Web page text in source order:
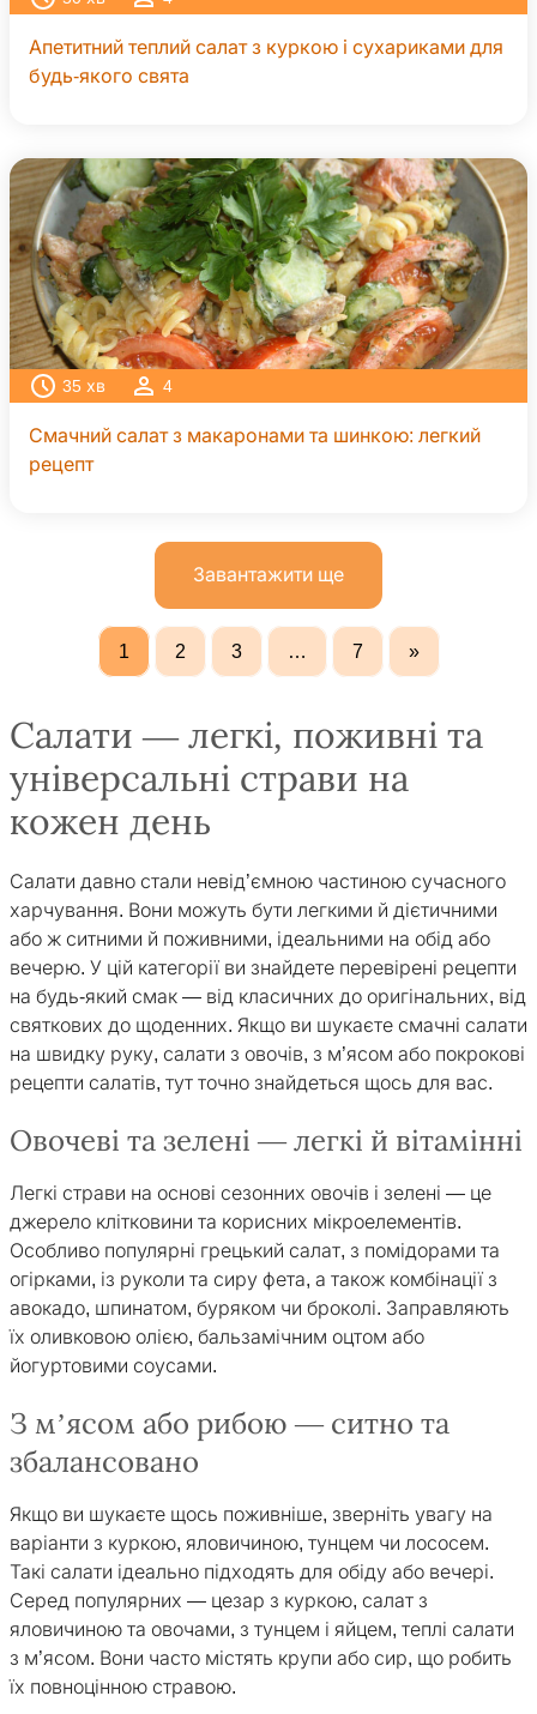
Апетитний теплий салат з куркою і сухариками для
будь-якого свята
35 хв 4
Смачний салат з макаронами та шинкою: легкий
рецепт
Завантажити ще
1 2 3 … 7 »
Салати — легкі, поживні та
універсальні страви на
кожен день
Салати давно стали невід’ємною частиною сучасного
харчування. Вони можуть бути легкими й дієтичними
або ж ситними й поживними, ідеальними на обід або
вечерю. У цій категорії ви знайдете перевірені рецепти
на будь-який смак — від класичних до оригінальних, від
святкових до щоденних. Якщо ви шукаєте смачні салати
на швидку руку, салати з овочів, з м’ясом або покрокові
рецепти салатів, тут точно знайдеться щось для вас.
Овочеві та зелені — легкі й вітамінні
Легкі страви на основі сезонних овочів і зелені — це
джерело клітковини та корисних мікроелементів.
Особливо популярні грецький салат, з помідорами та
огірками, із руколи та сиру фета, а також комбінації з
авокадо, шпинатом, буряком чи броколі. Заправляють
їх оливковою олією, бальзамічним оцтом або
йогуртовими соусами.
З м’ясом або рибою — ситно та
збалансовано
Якщо ви шукаєте щось поживніше, зверніть увагу на
варіанти з куркою, яловичиною, тунцем чи лососем.
Такі салати ідеально підходять для обіду або вечері.
Серед популярних — цезар з куркою, салат з
яловичиною та овочами, з тунцем і яйцем, теплі салати
з м’ясом. Вони часто містять крупи або сир, що робить
їх повноцінною стравою.